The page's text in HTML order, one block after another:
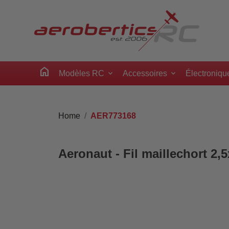
home Modèles RC Accessoires
Home AER773168
Aeronaut - Fil maillechort